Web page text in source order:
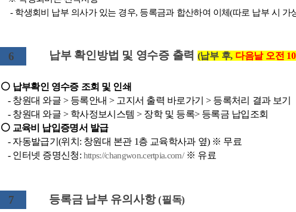
- 학생회비 납부 의사가 있는 경우, 등록금과 합산하여 이체(따로 납부 시 가
6 납부 확인방법 및 영수증 출력 (납부 후, 다음날 오전 10
⚪ 납부확인 영수증 조회 및 인쇄
- 창원대 와글 > 등록안내 > 고지서 출력 바로가기 > 등록처리 결과 보기
- 창원대 와글 > 학사정보시스템 > 장학 및 등록> 등록금 납입조회
⚪ 교육비 납입증명서 발급
- 자동발급기(위치: 창원대 본관 1층 교육학사과 옆) ※ 무료
- 인터넷 증명신청: https://changwon.certpia.com/ ※ 유료
7 등록금 납부 유의사항(필독)